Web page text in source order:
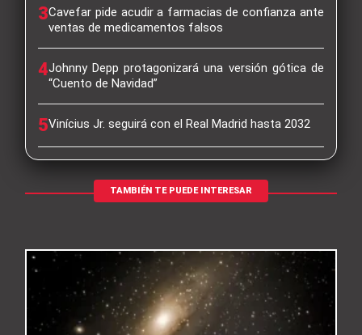
3Cavefar pide acudir a farmacias de confianza ante
ventas de medicamentos falsos
4Johnny Depp protagonizará una versión gótica de
“Cuento de Navidad”
5Vinícius Jr. seguirá con el Real Madrid hasta 2032
TAMBIÉN TE PUEDE INTERESAR